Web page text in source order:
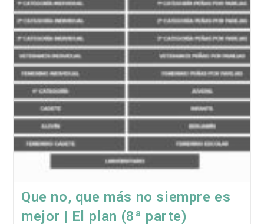
Que no, que más no siempre es
mejor | El plan (8ª parte)